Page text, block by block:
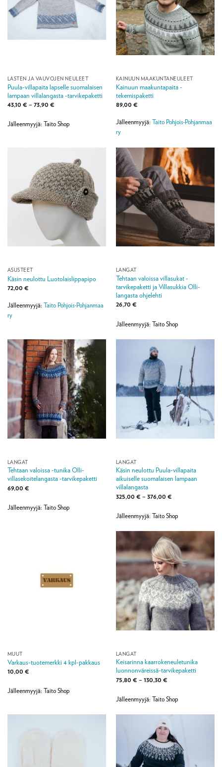
LASTEN JA VAUVOJEN NEULEET
Puula-villapaita lapselle suomalaisen
lampaan villalangasta -tarvikepaketti
43,10 € – 73,90 €Hintaluokka:
73,90 €
Jälleenmyyjä: Taito Shop
KAINUUN MAAKUNTANEULEET
Kainuun maakuntapaita -
tekemispaketti
89,00 €
Jälleenmyyjä: Taito Pohjois-Pohjanmaa
ry
ASUSTEET
Käsin neulottu Luotolaislippapipo
72,00 €
Jälleenmyyjä: Taito Pohjois-Pohjanmaa
ry
LANGAT
Tehtaan valoissa villasukat -
tarvikepaketti ja Villasukkia Olli-
langasta ohjelehti
26,70 €
Jälleenmyyjä: Taito Shop
LANGAT
Tehtaan valoissa -tunika Olli-
villasekoitelangasta -tarvikepaketti
69,00 €
Jälleenmyyjä: Taito Shop
LANGAT
Käsin neulottu Puula-villapaita
aikuiselle suomalaisen lampaan
villalangasta
325,00 € – 376,00 €Hintaluokka:
376,00 €
Jälleenmyyjä: Taito Shop
MUUT
Varkaus-tuotemerkki 4 kpl-pakkaus
10,00 €
Jälleenmyyjä: Taito Shop
LANGAT
Keisarinna kaarrokeneuletunika
luonnonväreissä-tarvikepaketti
75,80 € – 130,30 €Hintaluokka:
130,30 €
Jälleenmyyjä: Taito Shop